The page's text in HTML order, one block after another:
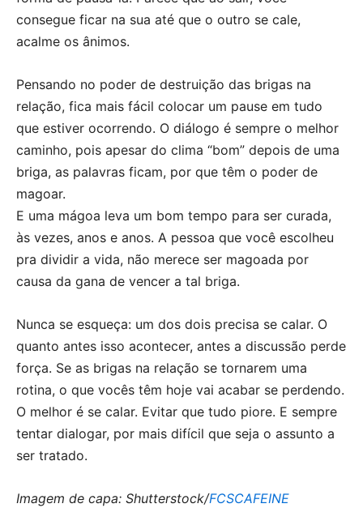
consegue ficar na sua até que o outro se cale,
acalme os ânimos.
Pensando no poder de destruição das brigas na
relação, fica mais fácil colocar um pause em tudo
que estiver ocorrendo. O diálogo é sempre o melhor
caminho, pois apesar do clima “bom” depois de uma
briga, as palavras ficam, por que têm o poder de
magoar.
E uma mágoa leva um bom tempo para ser curada,
às vezes, anos e anos. A pessoa que você escolheu
pra dividir a vida, não merece ser magoada por
causa da gana de vencer a tal briga.
Nunca se esqueça: um dos dois precisa se calar. O
quanto antes isso acontecer, antes a discussão perde
força. Se as brigas na relação se tornarem uma
rotina, o que vocês têm hoje vai acabar se perdendo.
O melhor é se calar. Evitar que tudo piore. E sempre
tentar dialogar, por mais difícil que seja o assunto a
ser tratado.
Imagem de capa: Shutterstock/FCSCAFEINE